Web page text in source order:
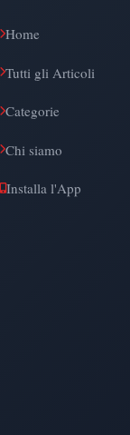
Home
Tutti gli Articoli
Categorie
Chi siamo
Installa l'App